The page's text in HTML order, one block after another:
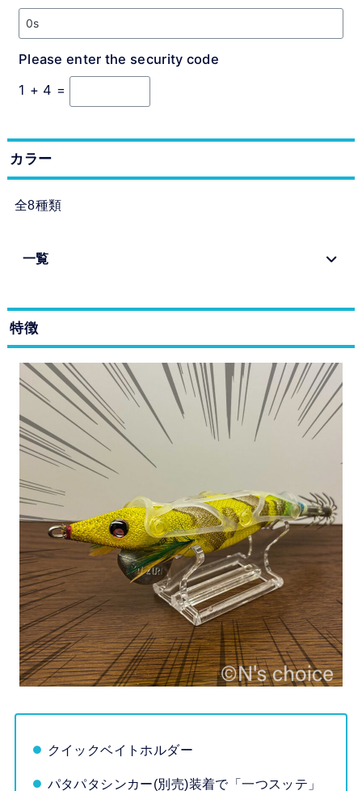
Please enter the security code
1 + 4 =
カラー
全8種類
一覧
特徴
クイックベイトホルダー
パタパタシンカー(別売)装着で「一つスッテ」